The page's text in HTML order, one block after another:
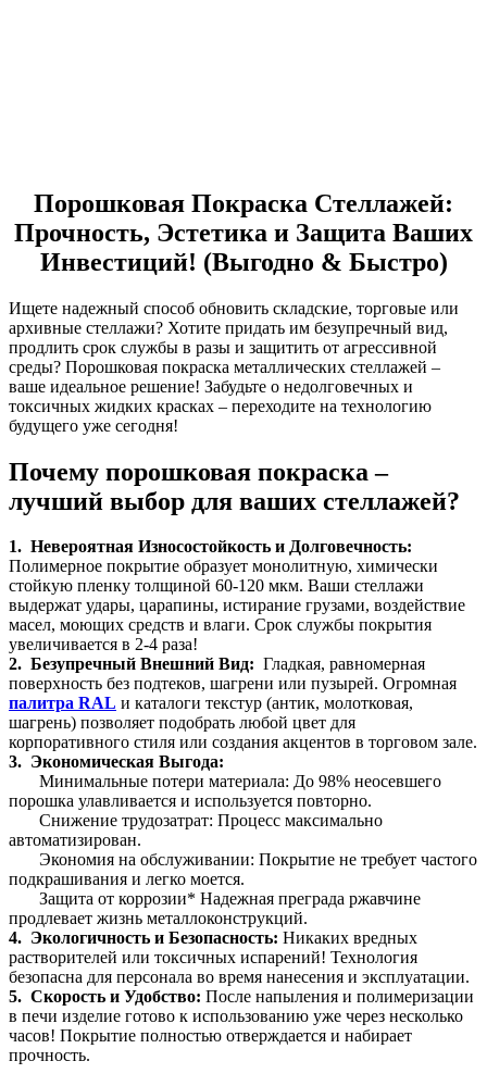
Порошковая Покраска Стеллажей:
Прочность, Эстетика и Защита Ваших
Инвестиций! (Выгодно & Быстро)
Ищете надежный способ обновить складские, торговые или
архивные стеллажи? Хотите придать им безупречный вид,
продлить срок службы в разы и защитить от агрессивной
среды? Порошковая покраска металлических стеллажей –
ваше идеальное решение! Забудьте о недолговечных и
токсичных жидких красках – переходите на технологию
будущего уже сегодня!
Почему порошковая покраска –
лучший выбор для ваших стеллажей?
1. Невероятная Износостойкость и Долговечность:
Полимерное покрытие образует монолитную, химически
стойкую пленку толщиной 60-120 мкм. Ваши стеллажи
выдержат удары, царапины, истирание грузами, воздействие
масел, моющих средств и влаги. Срок службы покрытия
увеличивается в 2-4 раза!
2. Безупречный Внешний Вид: Гладкая, равномерная
поверхность без подтеков, шагрени или пузырей. Огромная
палитра RAL и каталоги текстур (антик, молотковая,
шагрень) позволяет подобрать любой цвет для
корпоративного стиля или создания акцентов в торговом зале.
3. Экономическая Выгода:
Минимальные потери материала: До 98% неосевшего
порошка улавливается и используется повторно.
Снижение трудозатрат: Процесс максимально
автоматизирован.
Экономия на обслуживании: Покрытие не требует частого
подкрашивания и легко моется.
Защита от коррозии* Надежная преграда ржавчине
продлевает жизнь металлоконструкций.
4. Экологичность и Безопасность: Никаких вредных
растворителей или токсичных испарений! Технология
безопасна для персонала во время нанесения и эксплуатации.
5. Скорость и Удобство: После напыления и полимеризации
в печи изделие готово к использованию уже через несколько
часов! Покрытие полностью отверждается и набирает
прочность.